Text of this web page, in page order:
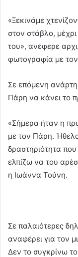
«Ξεκινάμε
στον στάβλο,
του», ανέφερε
φωτογραφία με
Σε επόμενη
Πάρη να κάνει το
«Σήμερα ήταν η
με τον Πάρη.
δραστηριότητα
ελπίζω να του
η Ιωάννα Τούνη.
Σε παλαιότερες
αναφέρει για τον
Δεν το συγκρίνω